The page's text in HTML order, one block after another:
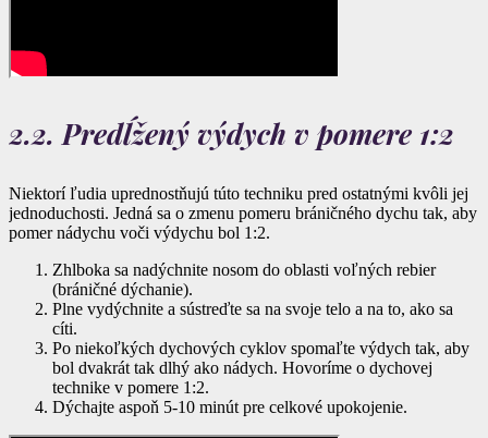
2.2. Predĺžený výdych v pomere 1:2
Niektorí ľudia uprednostňujú túto techniku ​​pred ostatnými kvôli jej
jednoduchosti. Jedná sa o zmenu pomeru bráničného dychu tak, aby
pomer nádychu voči výdychu bol 1:2.
Zhlboka sa nadýchnite nosom do oblasti voľných rebier
(bráničné dýchanie).
Plne vydýchnite a sústreďte sa na svoje telo a na to, ako sa
cíti.
Po niekoľkých dychových cyklov spomaľte výdych tak, aby
bol dvakrát tak dlhý ako nádych. Hovoríme o dychovej
technike v pomere 1:2.
Dýchajte aspoň 5-10 minút pre celkové upokojenie.